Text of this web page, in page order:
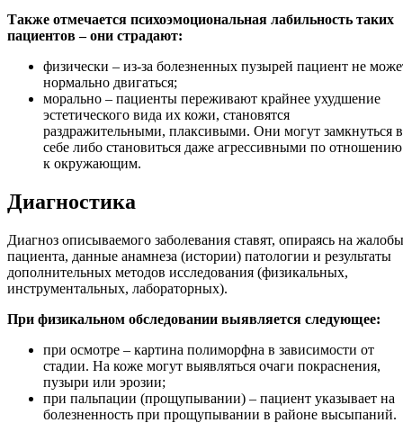
Также отмечается психоэмоциональная лабильность таких
пациентов – они страдают:
физически – из-за болезненных пузырей пациент не
нормально двигаться;
морально – пациенты переживают крайнее ухудшение
эстетического вида их кожи, становятся
раздражительными, плаксивыми. Они могут замкнуться в
себе либо становиться даже агрессивными по отношению
к окружающим.
Диагностика
Диагноз описываемого заболевания ставят, опираясь на жалобы
пациента, данные анамнеза (истории) патологии и результаты
дополнительных методов исследования (физикальных,
инструментальных, лабораторных).
При физикальном обследовании выявляется следующее:
при осмотре – картина полиморфна в зависимости от
стадии. На коже могут выявляться очаги покраснения,
пузыри или эрозии;
при пальпации (прощупывании) – пациент указывает на
болезненность при прощупывании в районе высыпаний.